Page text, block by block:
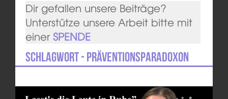
Dir gefallen unsere Beiträge?
Unterstütze unsere Arbeit bitte mit
einer SPENDE
Schlagwort - Präventionsparadoxon